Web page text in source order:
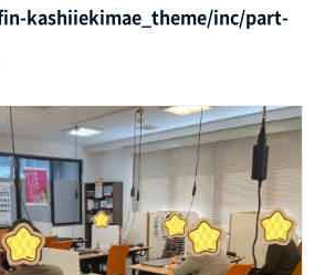
kashiiekimae_theme/inc/part-